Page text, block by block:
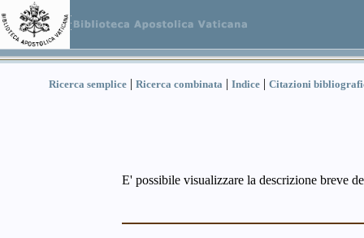
Ricerca semplice | Ricerca combinata | Indice | Citazioni
E' possibile visualizzare la descrizione breve